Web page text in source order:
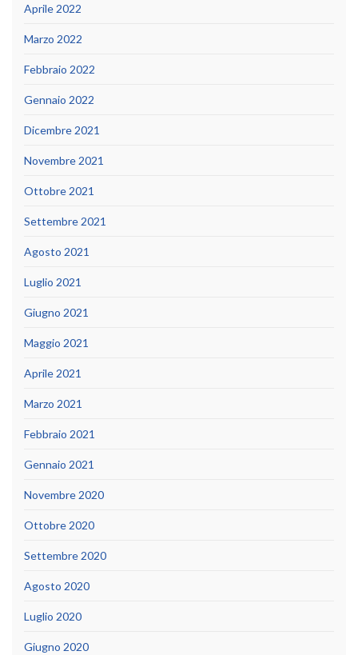
Aprile 2022
Marzo 2022
Febbraio 2022
Gennaio 2022
Dicembre 2021
Novembre 2021
Ottobre 2021
Settembre 2021
Agosto 2021
Luglio 2021
Giugno 2021
Maggio 2021
Aprile 2021
Marzo 2021
Febbraio 2021
Gennaio 2021
Novembre 2020
Ottobre 2020
Settembre 2020
Agosto 2020
Luglio 2020
Giugno 2020